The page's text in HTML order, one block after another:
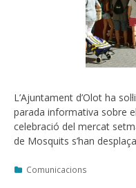
L’Ajuntament d’Olot ha
parada informativa sobre
celebració del mercat
de Mosquits s’han
Categories
Comunicacions